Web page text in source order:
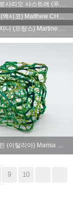
멜키아데스 로사리오 사스트레 (푸에르토리코) Melquiades ROSARIO Sastre (Puerto Rico)
마테 차베스 (멕시코) Matthew CHAVEZ (Mexico)
마르틴 페루지니 (프랑스) Martine PERUGINI (France)
마리사 메를린 (이탈리아) Marisa MERLIN (Italy)
9 10